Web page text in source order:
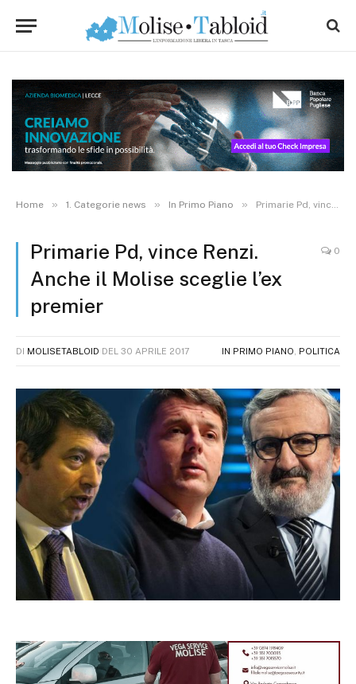
Home » 1. Categorie news » In Primo Piano » Primarie Pd, vince Renzi. Anche il Molise sceglie l’ex premier
Primarie Pd, vince Renzi.
Anche il Molise sceglie l’ex
premier
0
DI MOLISETABLOID DEL 30 APRILE 2017 IN PRIMO PIANO POLITICA